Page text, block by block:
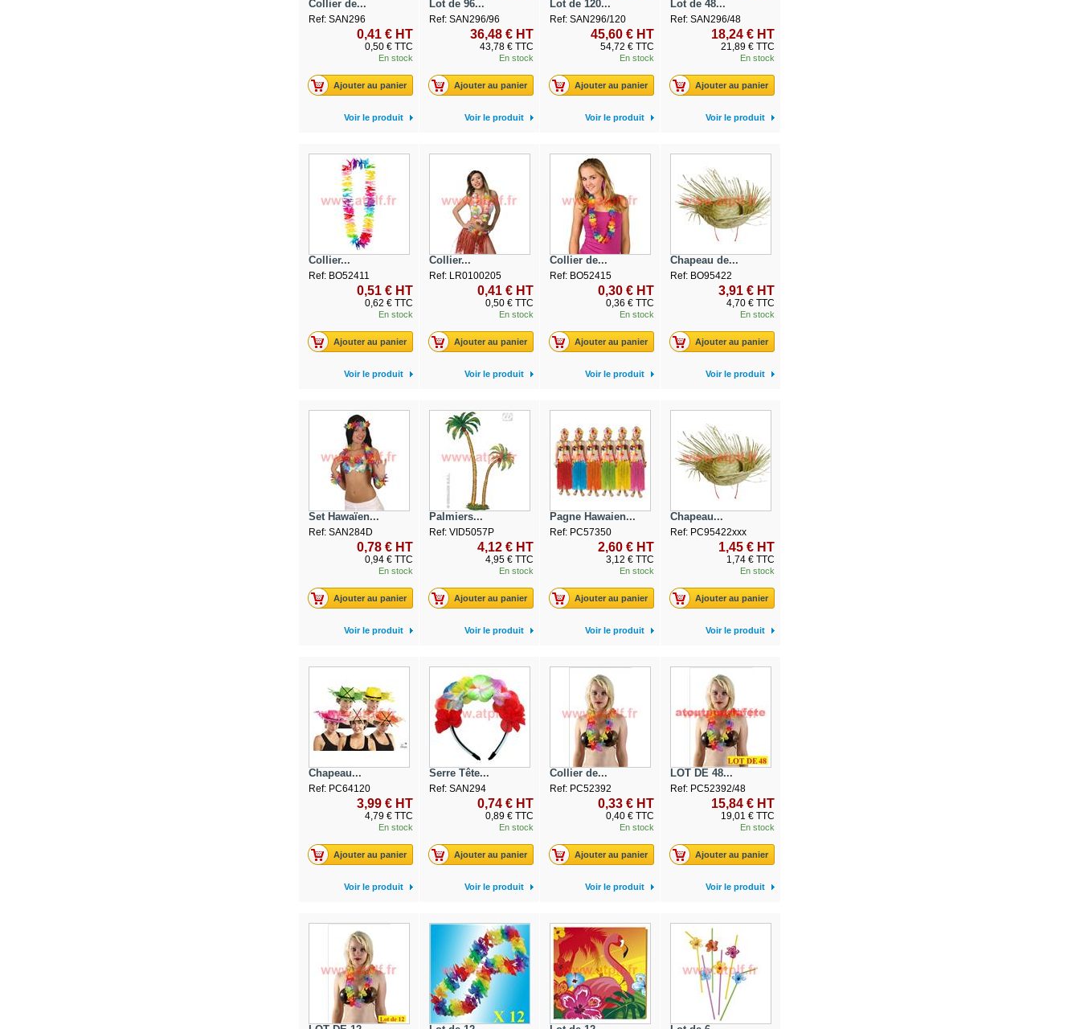
Collier de...
Ref: SAN296
0,41 € HT
0,50 € TTC
En stock
Ajouter au panier
Voir le produit
Lot de 96...
Ref: SAN296/96
36,48 € HT
43,78 € TTC
En stock
Ajouter au panier
Voir le produit
Lot de 120...
Ref: SAN296/120
45,60 € HT
54,72 € TTC
En stock
Ajouter au panier
Voir le produit
Lot de 48...
Ref: SAN296/48
18,24 € HT
21,89 € TTC
En stock
Ajouter au panier
Voir le produit
Collier...
Ref: BO52411
0,51 € HT
0,62 € TTC
En stock
Ajouter au panier
Voir le produit
Collier...
Ref: LR0100205
0,41 € HT
0,50 € TTC
En stock
Ajouter au panier
Voir le produit
Collier de...
Ref: BO52415
0,30 € HT
0,36 € TTC
En stock
Ajouter au panier
Voir le produit
Chapeau de...
Ref: BO95422
3,91 € HT
4,70 € TTC
En stock
Ajouter au panier
Voir le produit
Set Hawaïen...
Ref: SAN284D
0,78 € HT
0,94 € TTC
En stock
Ajouter au panier
Voir le produit
Palmiers...
Ref: VID5057P
4,12 € HT
4,95 € TTC
En stock
Ajouter au panier
Voir le produit
Pagne Hawaien...
Ref: PC57350
2,60 € HT
3,12 € TTC
En stock
Ajouter au panier
Voir le produit
Chapeau...
Ref: PC95422xxx
1,45 € HT
1,74 € TTC
En stock
Ajouter au panier
Voir le produit
Chapeau...
Ref: PC64120
3,99 € HT
4,79 € TTC
En stock
Ajouter au panier
Voir le produit
Serre Tête...
Ref: SAN294
0,74 € HT
0,89 € TTC
En stock
Ajouter au panier
Voir le produit
Collier de...
Ref: PC52392
0,33 € HT
0,40 € TTC
En stock
Ajouter au panier
Voir le produit
LOT DE 48...
Ref: PC52392/48
15,84 € HT
19,01 € TTC
En stock
Ajouter au panier
Voir le produit